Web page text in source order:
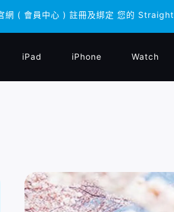
( 會員中心 ) 註冊及綁定 您的
( 會員中心 ) 註冊及綁定 您的
iPad iPhone Watch